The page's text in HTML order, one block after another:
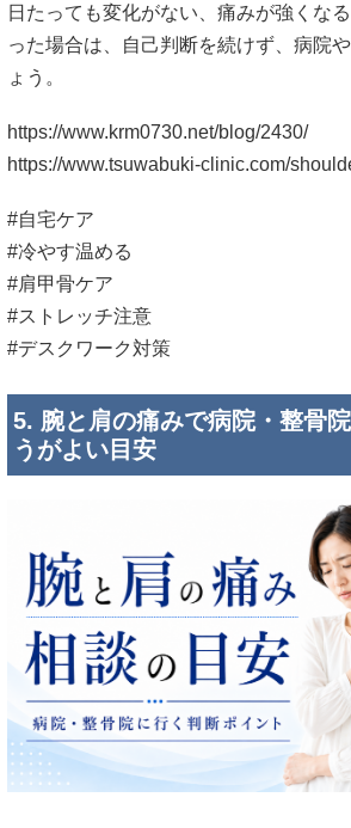
日たっても変化がない、痛みが強くな
った場合は、自己判断を続けず、病院
ょう。
https://www.krm0730.net/blog/2430/
https://www.tsuwabuki-clinic.com/
#自宅ケア
#冷やす温める
#肩甲骨ケア
#ストレッチ注意
#デスクワーク対策
5. 腕と肩の痛みで病院・整骨
うがよい目安